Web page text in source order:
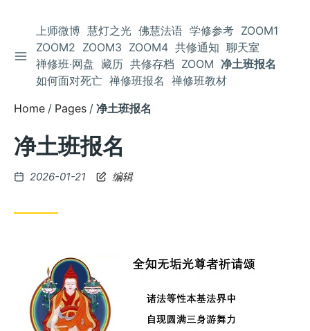
Skip
TOGGLE SIDEBAR
上师微博 慧灯之光 佛慧法语 学修参考 ZOOM1
ZOOM2 ZOOM3 ZOOM4 共修通知 聊天室
禅修班·网盘 藏历 共修存档 ZOOM 净土班报名
如何面对死亡 禅修班报名 禅修班教材
Home
Pages 净土班报名
净土班报名
Posted
2026-01-21 编辑